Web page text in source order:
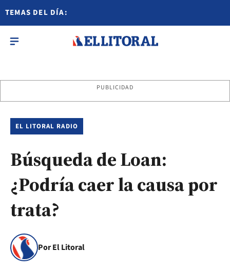
TEMAS DEL DÍA:
PUBLICIDAD
EL LITORAL RADIO
Búsqueda de Loan:
¿Podría caer la causa por
trata?
Por El Litoral